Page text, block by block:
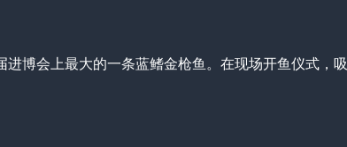
博会上最大的一条蓝鳍金枪鱼。在现场开鱼仪式，吸